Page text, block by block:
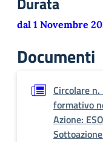
dal 1 Novembre
Documenti
Circolare
formativo
Azione: